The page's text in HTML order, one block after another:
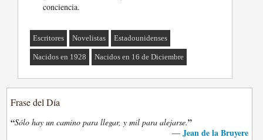
conciencia.
Escritores Novelistas Estadounidenses
Nacidos en 1928 Nacidos en 16 de Diciembre
Frase del Día
“Sólo hay un camino para llegar, y mil para alejarse.”
— Jean de la Bruyere